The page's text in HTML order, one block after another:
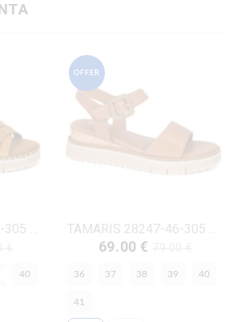
TAMARIS 28269-46-305 ΚΟΝΙΑΚ ΔΕΡΜΑ-NUBUK
40
OFFER
TAMARIS 28247-46-305 ΚΟΝΙΑΚ ΔΕΡΜΑ-NUBUK
69.00 €
36 37 38 39 40
41